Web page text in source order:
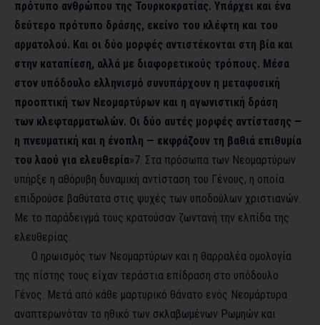
πρότυπο ανθρώπου της Τουρκοκρατίας. Υπάρχει και ένα
δεύτερο πρότυπο δράσης, εκείνο του κλέφτη και του
αρματολού. Και οι δύο μορφές αντιστέκονται στη βία και
στην καταπίεση, αλλά με διαφορετικούς τρόπους. Μέσα
στον υπόδουλο ελληνισμό συνυπάρχουν η μεταφυσική
προοπτική των Νεομαρτύρων και η αγωνιστική δράση
των κλεφταρματωλών. Οι δύο αυτές μορφές αντίστασης —
η πνευματική και η ένοπλη — εκφράζουν τη βαθιά επιθυμία
του λαού για ελευθερία»7. Στα πρόσωπα των Νεομαρτύρων
υπήρξε η αθόρυβη δυναμική αντίσταση του Γένους, η οποία
επιδρούσε βαθύτατα στις ψυχές των υποδούλων χριστιανών.
Με το παράδειγμά τους κρατούσαν ζωντανή την ελπίδα της
ελευθερίας.
Ο ηρωισμός των Νεομαρτύρων και η θαρραλέα ομολογία
της πίστης τους είχαν τεράστια επίδραση στο υπόδουλο
Γένος. Μετά από κάθε μαρτυρικό θάνατο ενός Νεομάρτυρα
αναπτερωνόταν το ηθικό των σκλαβωμένων Ρωμηών και